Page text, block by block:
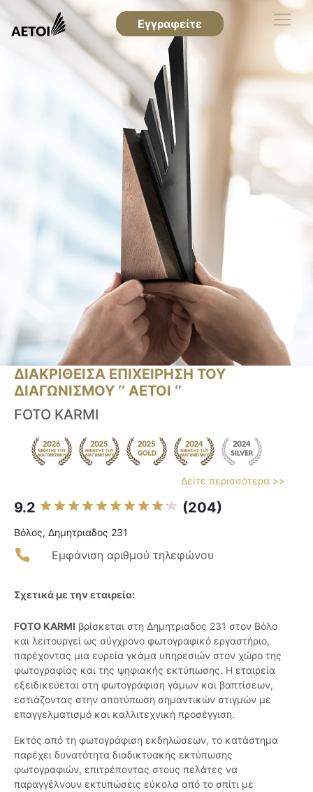
Εγγραφείτε
ΔΙΑΚΡΙΘΕΙΣΑ ΕΠΙΧΕΙΡΗΣΗ ΤΟΥ
ΔΙΑΓΩΝΙΣΜΟΥ ‘’ ΑΕΤΟΙ ‘’
FOTO KARMI
Δείτε περισσότερα >>
9.2 (204)
Βόλος, Δημητριαδος 231
Εμφάνιση αριθμού τηλεφώνου
Σχετικά με την εταιρεία:
FOTO KARMI βρίσκεται στη Δημητριαδος 231 στον Βόλο
και λειτουργεί ως σύγχρονο φωτογραφικό εργαστήριο,
παρέχοντας μια ευρεία γκάμα υπηρεσιών στον χώρο της
φωτογραφίας και της ψηφιακής εκτύπωσης. Η εταιρεία
εξειδικεύεται στη φωτογράφιση γάμων και βαπτίσεων,
εστιάζοντας στην αποτύπωση σημαντικών στιγμών με
επαγγελματισμό και καλλιτεχνική προσέγγιση.
Εκτός από τη φωτογράφιση εκδηλώσεων, το κατάστημα
παρέχει δυνατότητα διαδικτυακής εκτύπωσης
φωτογραφιών, επιτρέποντας στους πελάτες να
παραγγέλνουν εκτυπώσεις εύκολα από το σπίτι με